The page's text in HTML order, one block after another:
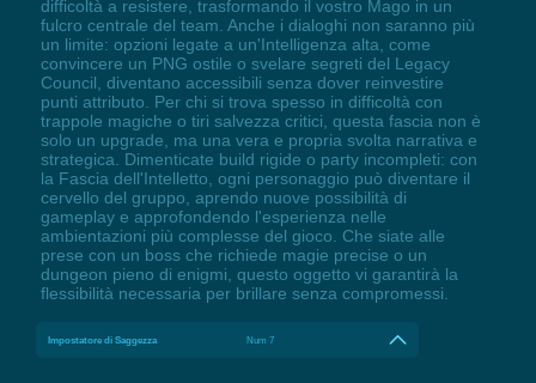
difficoltà a resistere, trasformando il vostro Mago in un
fulcro centrale del team. Anche i dialoghi non saranno più
un limite: opzioni legate a un'Intelligenza alta, come
convincere un PNG ostile o svelare segreti del Legacy
Council, diventano accessibili senza dover reinvestire
punti attributo. Per chi si trova spesso in difficoltà con
trappole magiche o tiri salvezza critici, questa fascia non è
solo un upgrade, ma una vera e propria svolta narrativa e
strategica. Dimenticate build rigide o party incompleti: con
la Fascia dell'Intelletto, ogni personaggio può diventare il
cervello del gruppo, aprendo nuove possibilità di
gameplay e approfondendo l'esperienza nelle
ambientazioni più complesse del gioco. Che siate alle
prese con un boss che richiede magie precise o un
dungeon pieno di enigmi, questo oggetto vi garantirà la
flessibilità necessaria per brillare senza compromessi.
Impostatore di Saggezza Num 7